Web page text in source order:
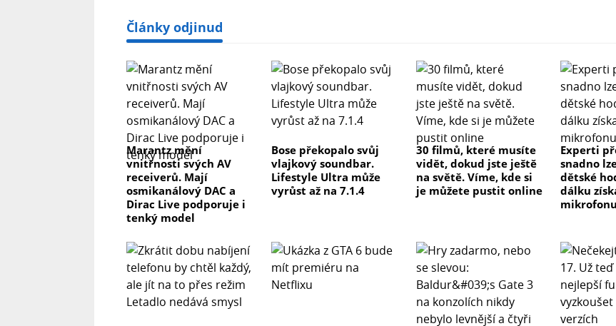
Články odjinud
Marantz mění
vnitřnosti svých AV
receiverů. Mají
osmikanálový DAC a
Dirac Live podporuje i
tenký model
Bose překopalo svůj
vlajkový soundbar.
Lifestyle Ultra může
vyrůst až na 7.1.4
30 filmů, které musíte
vidět, dokud jste ještě
na světě. Víme, kde si
je můžete pustit online
Experti
snadno
dětské
dálku